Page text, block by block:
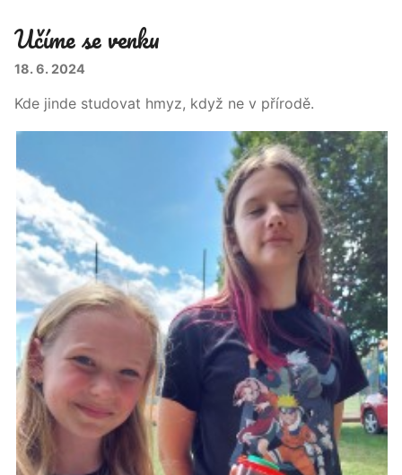
Učíme se venku
18. 6. 2024
Kde jinde studovat hmyz, když ne v přírodě.